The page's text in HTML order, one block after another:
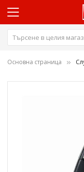
Основна страница